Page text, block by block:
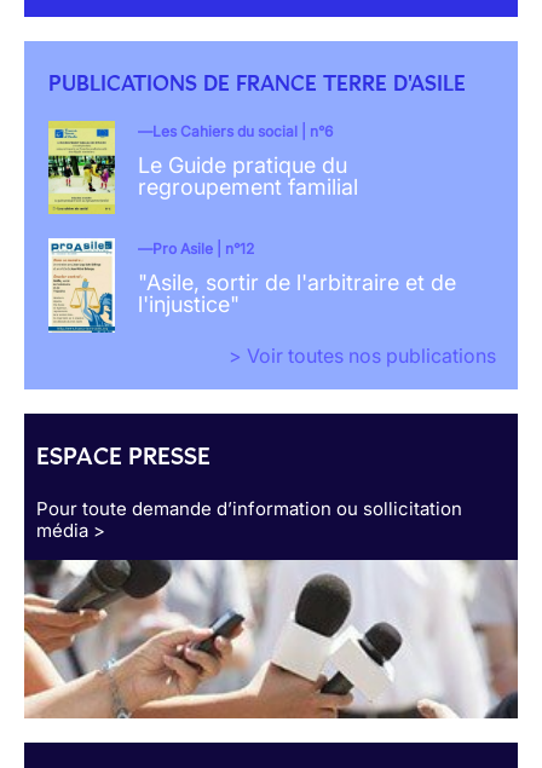
PUBLICATIONS DE FRANCE TERRE D'ASILE
Les Cahiers du social | n°6
Le Guide pratique du
regroupement familial
Pro Asile | n°12
"Asile, sortir de l'arbitraire et de
l'injustice"
> Voir toutes nos publications
ESPACE PRESSE
Pour toute demande d’information ou sollicitation
média >